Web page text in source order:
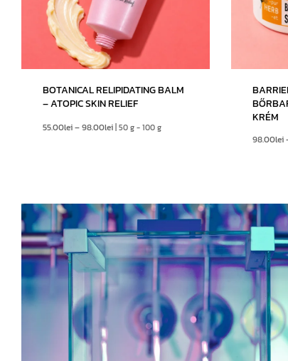
BOTANICAL RELIPIDATING BALM
– ATOPIC SKIN RELIEF
55.00lei–98.00lei | 50 g - 100 g
KRÉM
98.00lei